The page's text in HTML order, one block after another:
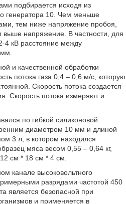
подбирается исходя из
генератора 10. Чем меньше
тем ниже напряжение пробоя,
напряжение. В частности, для
4 кВ расстояние между
и качественной обработки
потока газа 0,4 – 0,6 м/с, которую
Скорость потока создается
Скорость потока измеряют и
по гибкой силиконовой
диаметром 10 мм и длиной
3 л, в котором находился
мяса весом 0,55 – 0,64 кг,
см * 18 см * 4 см.
канале высоковольтного
разрядами частотой 450
является безопасной при
и применяется в